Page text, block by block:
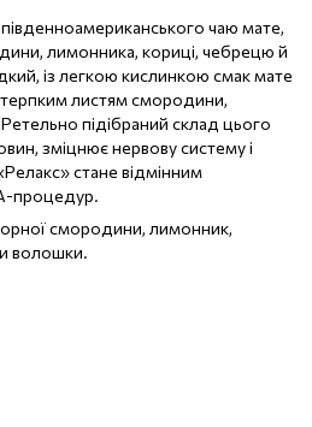
південноамериканського чаю мате,
лимонника, кориці, чебрецю й
із легкою кислинкою смак мате
листям смородини,
підібраний склад цього
зміцнює нервову систему і
стане відмінним
процедур.
смородини, лимонник,
волошки.